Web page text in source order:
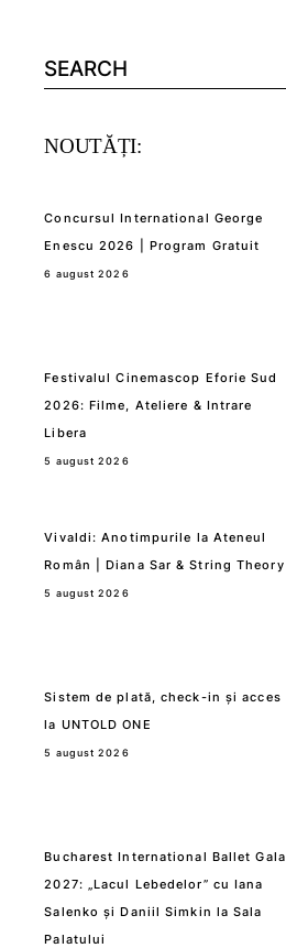
Search
for:
NOUTĂȚI:
Concursul International George
Enescu 2026 | Program Gratuit
6 august 2026
Festivalul Cinemascop Eforie Sud
2026: Filme, Ateliere & Intrare
Libera
5 august 2026
Vivaldi: Anotimpurile la Ateneul
Român | Diana Sar & String Theory
5 august 2026
Sistem de plată, check-in și acces
la UNTOLD ONE
5 august 2026
Bucharest International Ballet Gala
2027: „Lacul Lebedelor” cu Iana
Salenko și Daniil Simkin la Sala
Palatului